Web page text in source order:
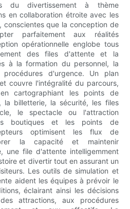
du divertissement à thème
en collaboration étroite avec les
conscientes que la conception de
parfaitement aux réalités
opérationnelle englobe tous
des files d'attente et la
à la formation du personnel, la
d'urgence. Un plan
couvre l'intégralité du parcours,
cartographiant les points de
la billetterie, la sécurité, les files
le spectacle ou l'attraction
boutiques et les points de
optimisent les flux de
la capacité et maintenir
une file d'attente intelligemment
et divertir tout en assurant un
Les outils de simulation et
aident les équipes à prévoir le
éclairant ainsi les décisions
attractions, aux procédures